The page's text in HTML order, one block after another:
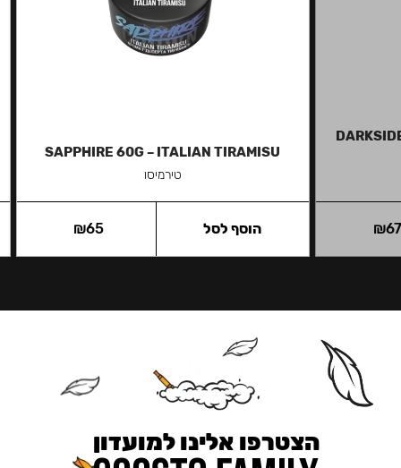
₪
SAPPHIRE 60G – ITALIAN TIRAMISU
טירמיסו
₪65 הוסף לסל
הצטרפו אלינו למועדון